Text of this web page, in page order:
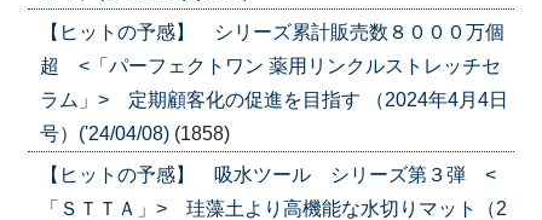
【ヒットの予感】 シリーズ累計販売数８０００万個
超 <「パーフェクトワン 薬用リンクルストレッチセ
ラム」> 定期顧客化の促進を目指す （2024年4月4日
号）('24/04/08) (1858)
【ヒットの予感】 吸水ツール シリーズ第３弾 <
「ＳＴＴＡ」> 珪藻土より高機能な水切りマット（2